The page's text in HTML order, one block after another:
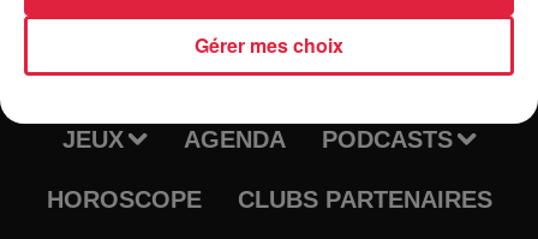
RADIO INFOS
TRAQUEURS D'EMPLOI CASTING
JEUX AGENDA PODCASTS
HOROSCOPE CLUBS PARTENAIRES
Gérer mes choix